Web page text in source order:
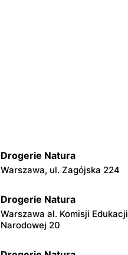
Drogerie Natura
Warszawa, ul. Zagójska 224
Drogerie Natura
Warszawa al. Komisji Edukacji
Narodowej 20